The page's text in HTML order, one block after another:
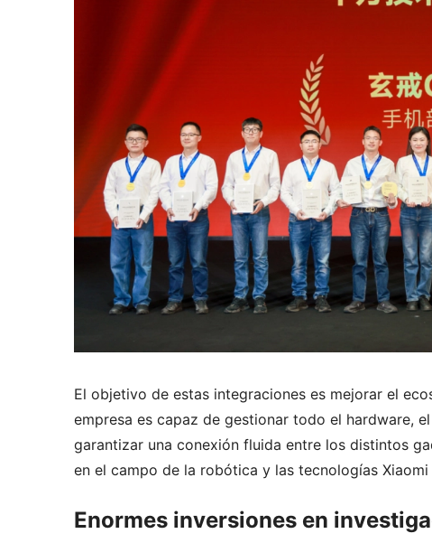
El objetivo de estas integraciones es mejorar el
empresa es capaz de gestionar todo el hardware,
garantizar una conexión fluida entre los distintos
en el campo de la robótica y las tecnologías
Enormes inversiones en